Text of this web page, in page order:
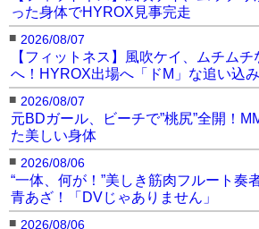
った身体でHYROX見事完走
■ 2026/08/07
【フィットネス】風吹ケイ、ムチム
へ！HYROX出場へ「ドM」な追い込
■ 2026/08/07
元BDガール、ビーチで”桃尻”全開！
た美しい身体
■ 2026/08/06
“一体、何が！”美しき筋肉フルート奏
青あざ！「DVじゃありません」
■ 2026/08/06